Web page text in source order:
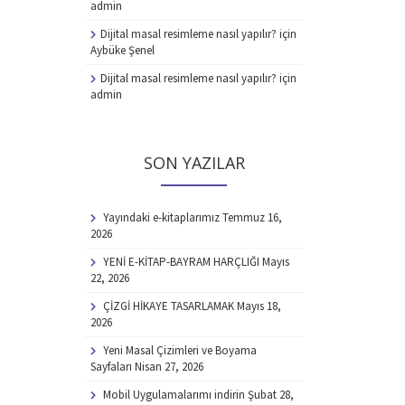
admin
Dijital masal resimleme nasıl yapılır? için
Aybüke Şenel
Dijital masal resimleme nasıl yapılır? için
admin
SON YAZILAR
Yayındaki e-kitaplarımız Temmuz 16,
2026
YENİ E-KİTAP-BAYRAM HARÇLIĞI Mayıs
22, 2026
ÇİZGİ HİKAYE TASARLAMAK Mayıs 18,
2026
Yeni Masal Çizimleri ve Boyama
Sayfaları Nisan 27, 2026
Mobil Uygulamalarımı indirin Şubat 28,